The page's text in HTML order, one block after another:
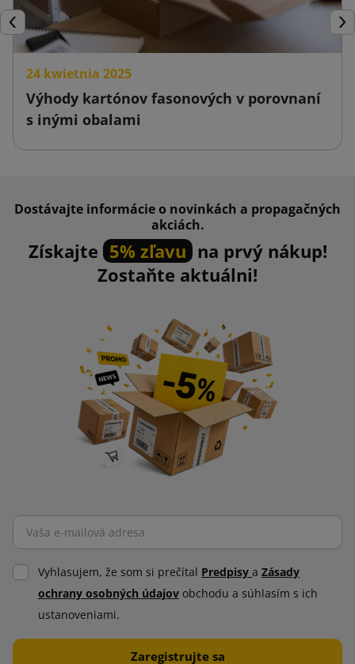
Späť
24 kwietnia 2025
Výhody kartónov fasonových v porovnaní
s inými obalami
Dostávajte informácie o novinkách a propagačných
akciách.
Získajte 5% zľavu na prvý nákup!
Zostaňte aktuálni!
Vyhlasujem, že som si prečítal Predpisy a Zásady
ochrany osobných údajov obchodu a súhlasím s ich
ustanoveniami.